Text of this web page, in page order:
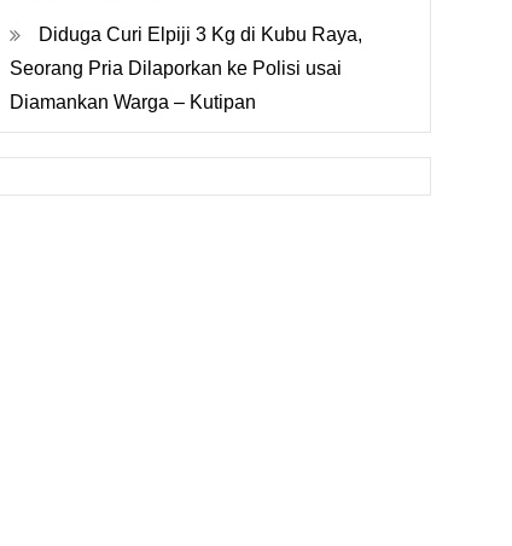
Diduga Curi Elpiji 3 Kg di Kubu Raya,
Seorang Pria Dilaporkan ke Polisi usai
Diamankan Warga – Kutipan